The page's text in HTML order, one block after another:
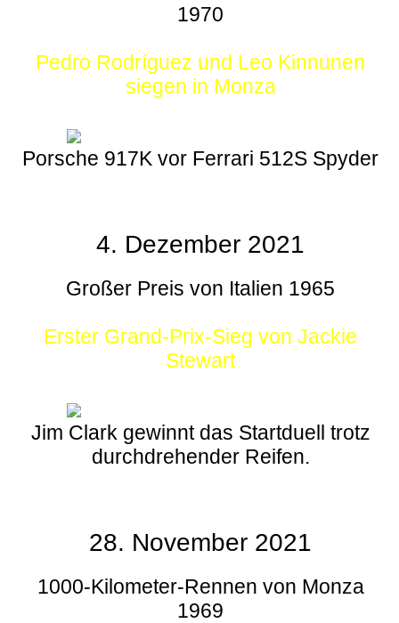
1970
Pedro Rodríguez und Leo Kinnunen
siegen in Monza
Porsche 917K vor Ferrari 512S Spyder
4. Dezember 2021
Großer Preis von Italien 1965
Erster Grand-Prix-Sieg von Jackie
Stewart
Jim Clark gewinnt das Startduell trotz
durchdrehender Reifen.
28. November 2021
1000-Kilometer-Rennen von Monza
1969